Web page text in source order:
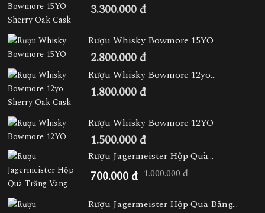
3.300.000 đ
Rượu Whisky Bowmore 15YO
2.800.000 đ
Rượu Whisky Bowmore 12yo...
1.800.000 đ
Rượu Whisky Bowmore 12YO
1.500.000 đ
Rượu Jagermeister Hộp Quà...
700.000 đ 1.000.000 đ
Rượu Jagermeister Hộp Quà Băng...